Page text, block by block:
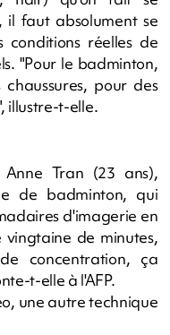
il faut absolument se
conditions réelles de
"Pour le badminton,
pour des
illustre-t-elle.
Tran (23 ans),
de badminton, qui
d'imagerie en
vingtaine de minutes,
concentration, ça
t-elle à l'AFP.
une autre technique